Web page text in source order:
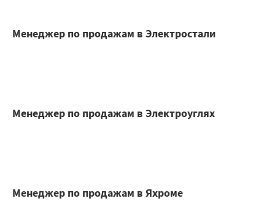
Менеджер по продажам в Электростали
Менеджер по продажам в Электроуглях
Менеджер по продажам в Яхроме